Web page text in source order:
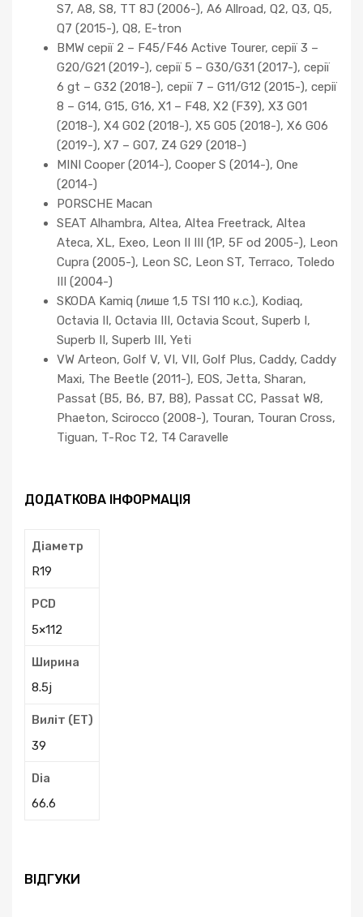
S7, A8, S8, TT 8J (2006-), A6 Allroad, Q2, Q3, Q5,
Q7 (2015-), Q8, E-tron
BMW серії 2 – F45/F46 Active Tourer, серії 3 –
G20/G21 (2019-), серії 5 – G30/G31 (2017-), серії
6 gt – G32 (2018-), серії 7 – G11/G12 (2015-), серії
8 – G14, G15, G16, X1 – F48, X2 (F39), X3 G01
(2018-), X4 G02 (2018-), X5 G05 (2018-), X6 G06
(2019-), X7 – G07, Z4 G29 (2018-)
MINI Cooper (2014-), Cooper S (2014-), One
(2014-)
PORSCHE Macan
SEAT Alhambra, Altea, Altea Freetrack, Altea
Ateca, XL, Exeo, Leon II III (1P, 5F od 2005-), Leon
Cupra (2005-), Leon SC, Leon ST, Terraco, Toledo
III (2004-)
SKODA Kamiq (лише 1,5 TSI 110 к.с.), Kodiaq,
Octavia II, Octavia III, Octavia Scout, Superb I,
Superb II, Superb III, Yeti
VW Arteon, Golf V, VI, VII, Golf Plus, Caddy, Caddy
Maxi, The Beetle (2011-), EOS, Jetta, Sharan,
Passat (B5, B6, B7, B8), Passat CC, Passat W8,
Phaeton, Scirocco (2008-), Touran, Touran Cross,
Tiguan, T-Roc T2, T4 Caravelle
ДОДАТКОВА ІНФОРМАЦІЯ
Діаметр
R19
PCD
5×112
Ширина
8.5j
Виліт (ЕТ)
39
Dia
66.6
ВІДГУКИ